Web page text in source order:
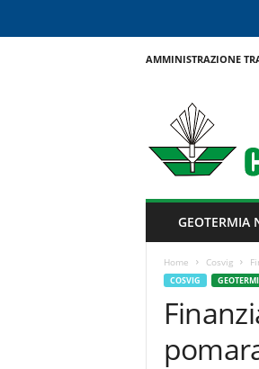
AMMINISTRAZIONE
GEOTERMIA
Home Cosvig
COSVIG